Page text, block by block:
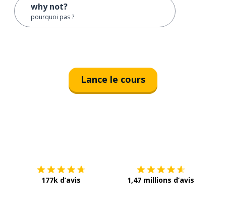
why not?
pourquoi pas ?
Lance le cours
177k d’avis 1,47 millions d’avis